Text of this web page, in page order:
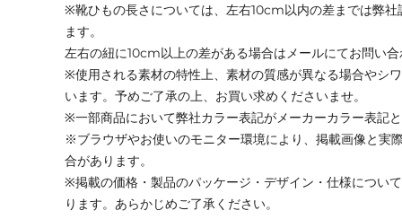
※靴ひもの長さについては、左右10cm以内の差までは弊
ます。
左右の紐に10cm以上の差がある場合はメールにてお問い
※使用される素材の特性上、素材の質感が異なる場合やシ
います。予めご了承の上、お買い求めくださいませ。
※一部商品において弊社カラー表記がメーカーカラー表記
※ブラウザやお使いのモニター環境により、掲載画像と実
合があります。
※掲載の価格・製品のパッケージ・デザイン・仕様につい
ります。あらかじめご了承ください。